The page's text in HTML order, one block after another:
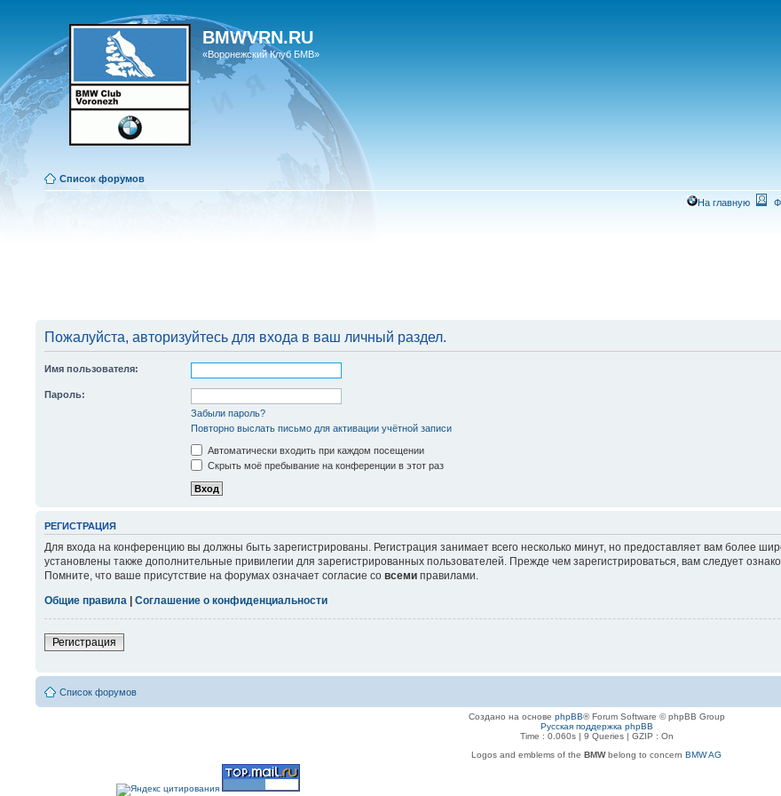
BMWVRN.RU
«Воронежский Клуб БМВ»
Список форумов
На главную
Пожалуйста, авторизуйтесь для входа в ваш личный раздел.
Имя пользователя:
Пароль:
Забыли пароль?
Повторно выслать письмо для активации учётной записи
Автоматически входить при каждом посещении
Скрыть моё пребывание на конференции в этот раз
РЕГИСТРАЦИЯ
Для входа на конференцию вы должны быть зарегистрированы. Регистрация занимает всего несколько минут, но предоставляет вам более
установлены также дополнительные привилегии для зарегистрированных пользователей. Прежде чем зарегистрироваться, вам следует
Помните, что ваше присутствие на форумах означает согласие со всеми правилами.
Общие правила | Соглашение о конфиденциальности
Регистрация
Список форумов
Создано на основе phpBB® Forum Software © phpBB Group
Русская поддержка phpBB
Time : 0.060s | 9 Queries | GZIP : On
Logos and emblems of the BMWbelong to concern BMW AG